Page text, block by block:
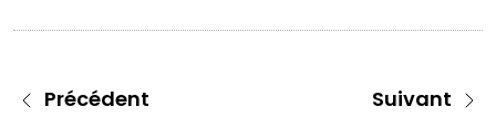
Précédent Suivant